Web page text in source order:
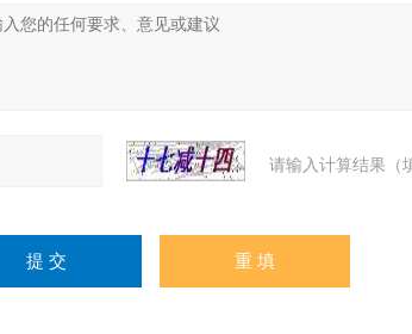
请输入计算结果（